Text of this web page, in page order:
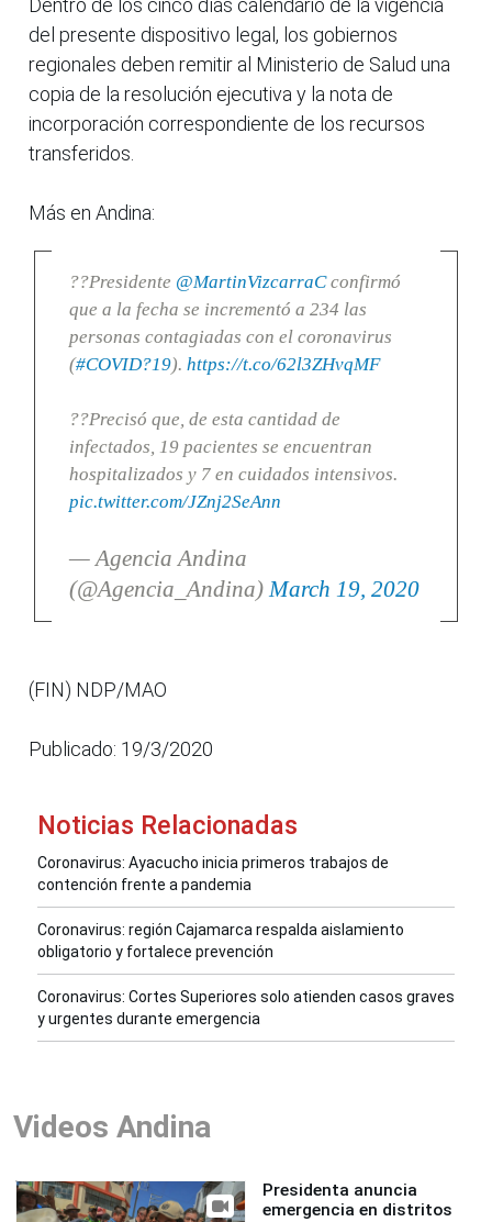
Dentro de los cinco días calendario de la vigencia
del presente dispositivo legal, los gobiernos
regionales deben remitir al Ministerio de Salud una
copia de la resolución ejecutiva y la nota de
incorporación correspondiente de los recursos
transferidos.
Más en Andina:
??Presidente @MartinVizcarraCconfirmó
que a la fecha se incrementó a 234 las
personas contagiadas con el coronavirus
(#COVID?19). https://t.co/62l3ZHvqMF
??Precisó que, de esta cantidad de
infectados, 19 pacientes se encuentran
hospitalizados y 7 en cuidados intensivos.
pic.twitter.com/JZnj2SeAnn
— Agencia Andina
(@Agencia_Andina)March 19, 2020
(FIN) NDP/MAO
Publicado: 19/3/2020
Noticias Relacionadas
Coronavirus: Ayacucho inicia primeros trabajos de
contención frente a pandemia
Coronavirus: región Cajamarca respalda aislamiento
obligatorio y fortalece prevención
Coronavirus: Cortes Superiores solo atienden casos graves
y urgentes durante emergencia
Videos Andina
Presidenta anuncia
emergencia en distritos